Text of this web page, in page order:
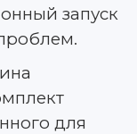
запуск
для